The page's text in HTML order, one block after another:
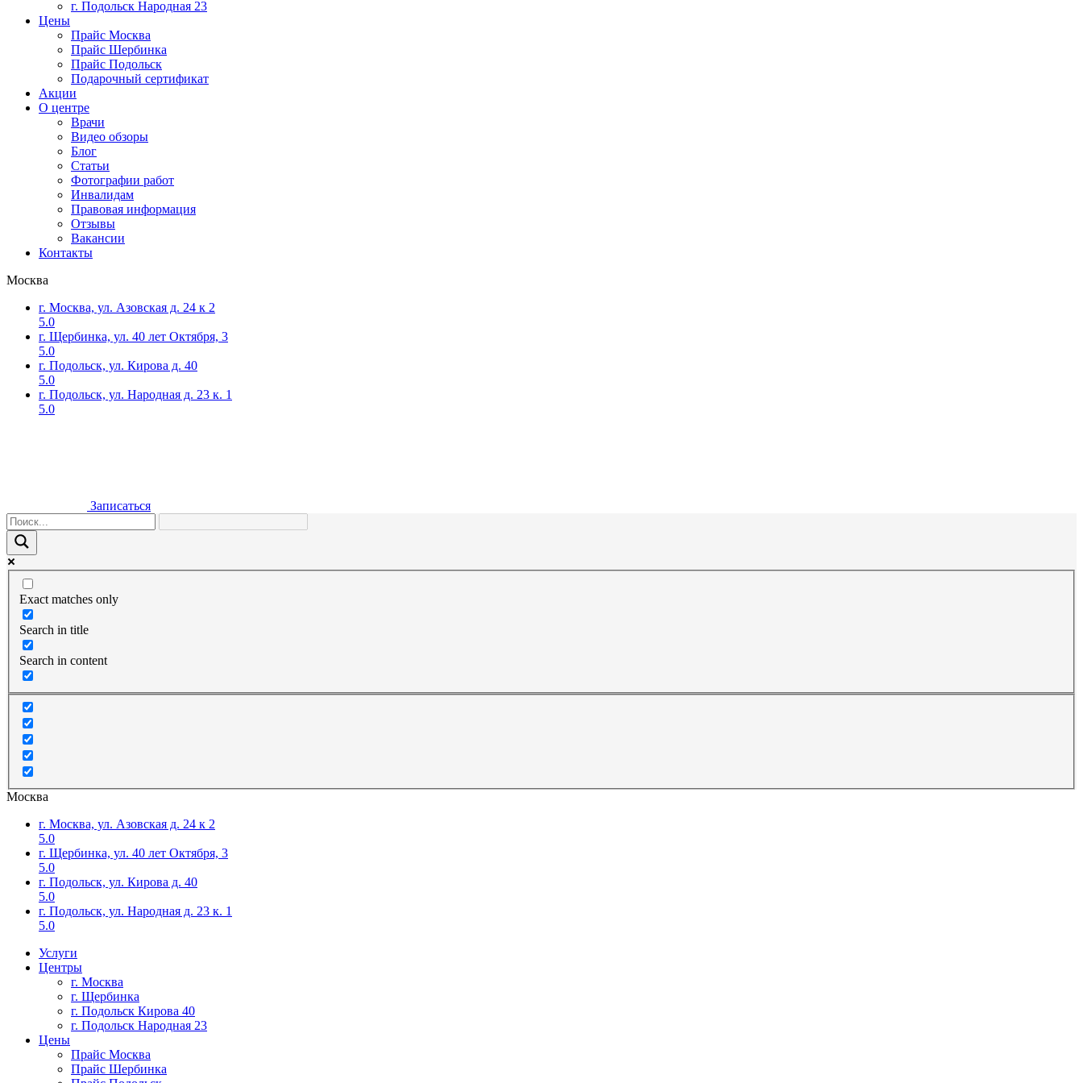
г. Подольск Народная 23
Цены
Прайс Москва
Прайс Шербинка
Прайс Подольск
Подарочный сертификат
Акции
О центре
Врачи
Видео обзоры
Блог
Статьи
Фотографии работ
Инвалидам
Правовая информация
Отзывы
Вакансии
Контакты
Москва
г. Москва, ул. Азовская д. 24 к 2
5.0
г. Щербинка, ул. 40 лет Октября, 3
5.0
г. Подольск, ул. Кирова д. 40
5.0
г. Подольск, ул. Народная д. 23 к. 1
5.0
Записаться
Exact matches only
Search in title
Search in content
Москва
г. Москва, ул. Азовская д. 24 к 2
5.0
г. Щербинка, ул. 40 лет Октября, 3
5.0
г. Подольск, ул. Кирова д. 40
5.0
г. Подольск, ул. Народная д. 23 к. 1
5.0
Услуги
Центры
г. Москва
г. Щербинка
г. Подольск Кирова 40
г. Подольск Народная 23
Цены
Прайс Москва
Прайс Шербинка